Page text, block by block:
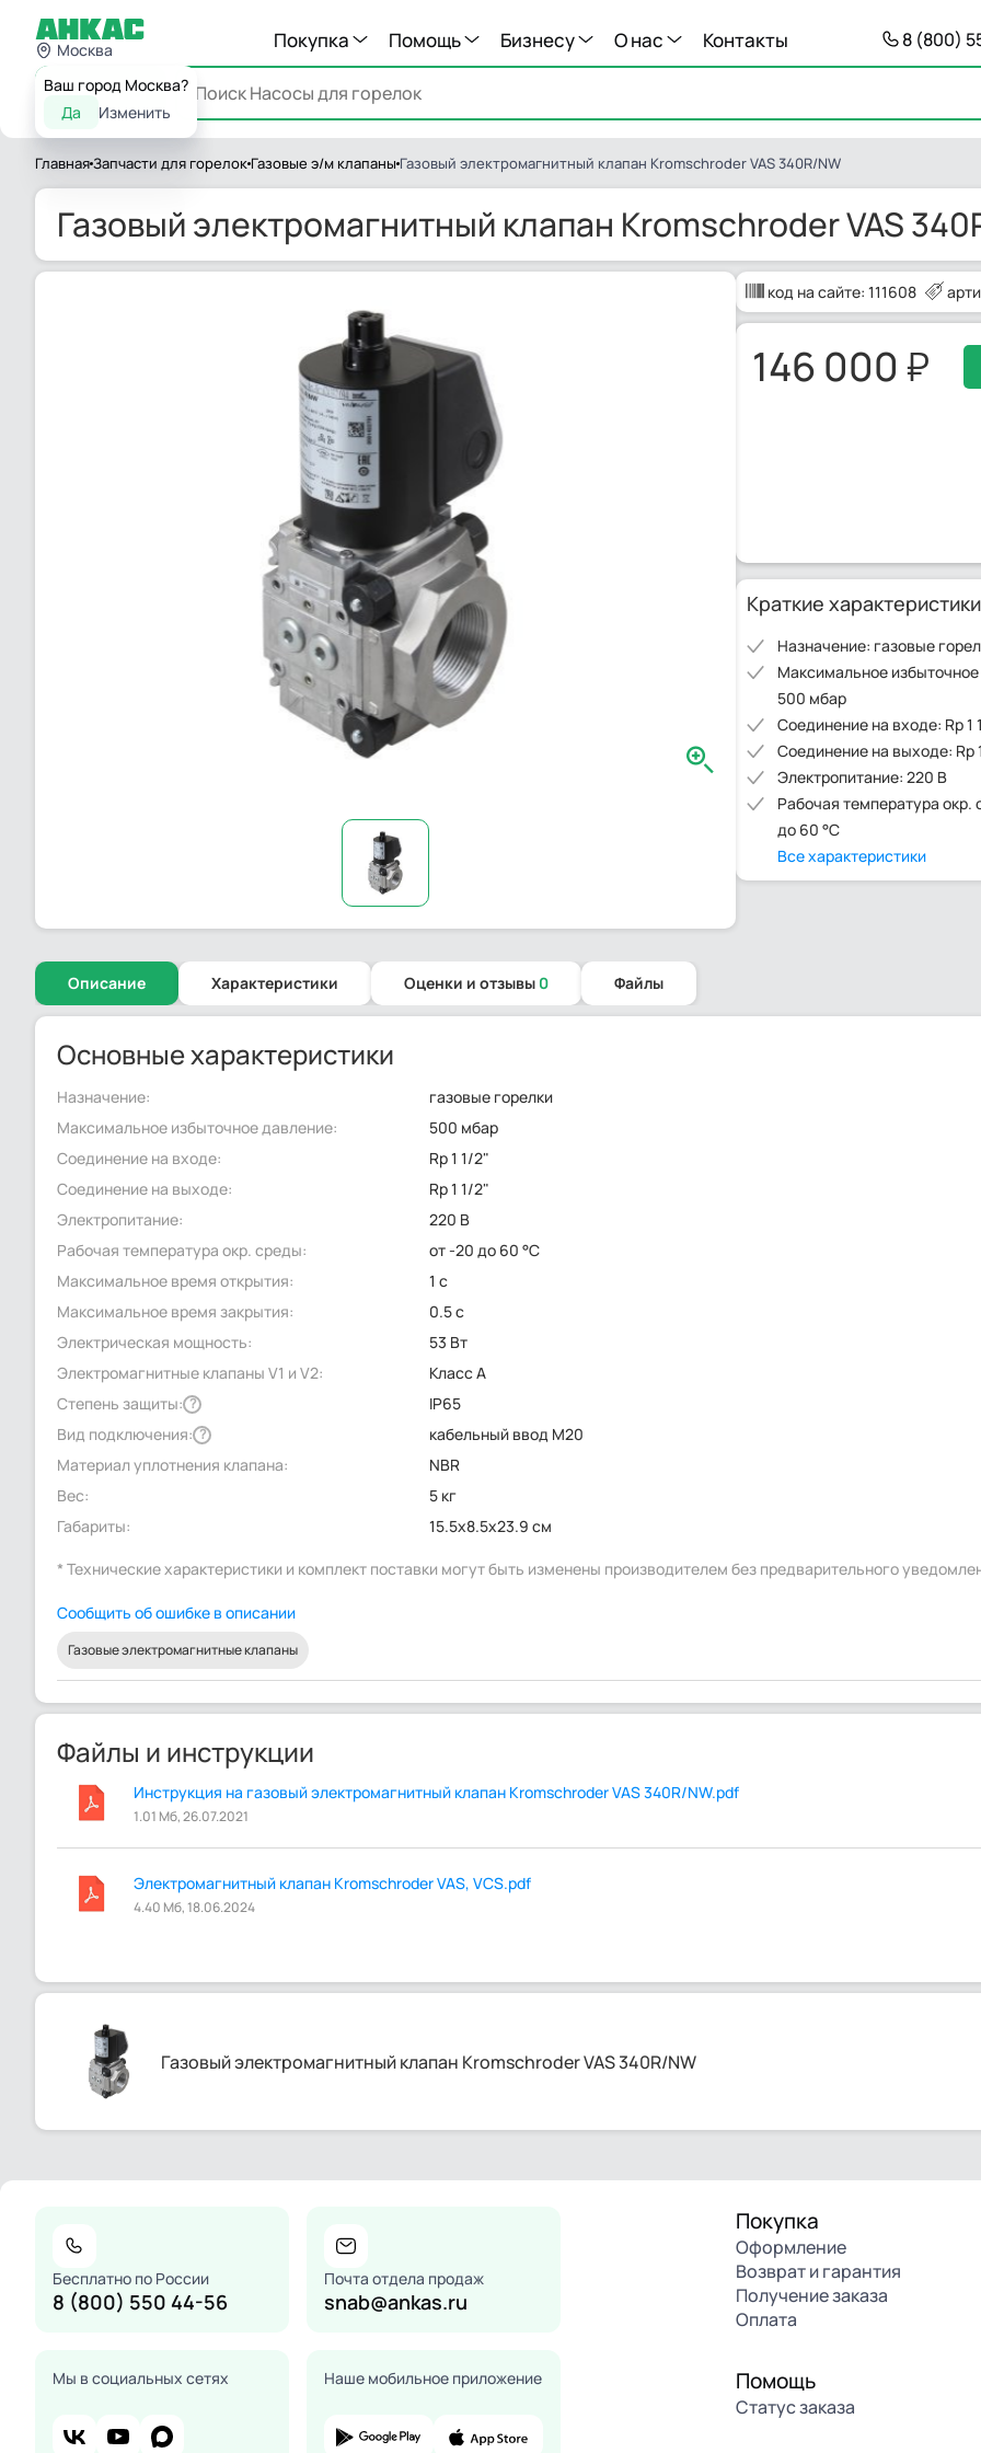
Москва
Ваш город Москва?
Да
Изменить
Покупка Помощь Бизнесу О нас Контакты 8 (800)
Каталог
ГлавнаяЗапчасти для горелок Газовые э/м клапаны Газовый электромагнитный клапан Kromschroder VAS 340R/NW
Газовый электромагнитный клапан Kromschroder VAS
код на сайте: 111608
146 000
Краткие характеристики
Назначение: газовые
Максимальное
500 мбар
Соединение на входе: Rp 1
Соединение на выходе: Rp
Электропитание: 220 В
Рабочая температура окр.
до 60 °C
Все характеристики
Описание Характеристики Оценки и отзывы 0 Файлы
Основные характеристики
Назначение:
газовые горелки
Максимальное избыточное давление:
500 мбар
Соединение на входе:
Rp 1 1/2"
Соединение на выходе:
Rp 1 1/2"
Электропитание:
220 В
Рабочая температура окр. среды:
от -20 до 60 °C
Максимальное время открытия:
1 с
Максимальное время закрытия:
0.5 с
Электрическая мощность:
53 Вт
Электромагнитные клапаны V1 и V2:
Класс А
Степень защиты: ?
IP65
Вид подключения: ?
кабельный ввод M20
Материал уплотнения клапана:
NBR
Вес:
5 кг
Габариты:
15.5x8.5x23.9 см
* Технические характеристики и комплект поставки могут быть изменены производителем без предварительного
Сообщить об ошибке в описании
Газовые электромагнитные клапаны
Файлы и инструкции
Инструкция на газовый электромагнитный клапан Kromschroder VAS 340R/NW.pdf
1.01 Мб, 26.07.2021
Электромагнитный клапан Kromschroder VAS, VCS.pdf
4.40 Мб, 18.06.2024
Газовый электромагнитный клапан Kromschroder VAS 340R/NW
Бесплатно по России
8 (800) 550 44-56
Почта отдела продаж
snab@ankas.ru
Мы в социальных сетях Наше мобильное приложение
Покупка
Оформление
Возврат и гарантия
Получение заказа
Оплата
Помощь
Статус заказа